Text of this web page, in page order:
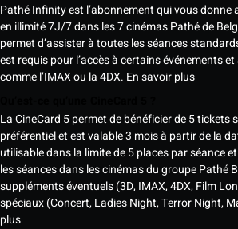
Pathé Infinity est l’abonnement qui vous donne
en illimité 7J/7 dans les 7 cinémas Pathé de
permet d’assister à toutes les séances
est requis pour l’accès à certains événements
comme l’IMAX ou la 4DX. En savoir plus
La CineCard 5 permet de bénéficier de 5
préférentiel et est valable 3 mois à partir de la
utilisable dans la limite de 5 places par séance
les séances dans les cinémas du groupe Pathé
suppléments éventuels (3D, IMAX, 4DX, Film
spéciaux (Concert, Ladies Night, Terror Night,
plus